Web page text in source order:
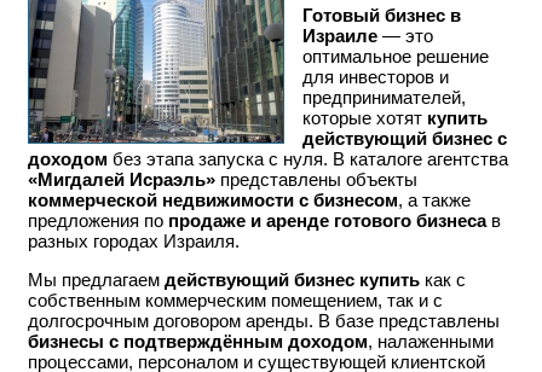
Готовый бизнес в
Израиле — это
оптимальное решение
для инвесторов и
предпринимателей,
которые хотят купить
действующий бизнес с
доходом без этапа запуска с нуля. В каталоге агентства
«Мигдалей Исраэль» представлены объекты
коммерческой недвижимости с бизнесом, а также
предложения по продаже и аренде готового бизнесав
разных городах Израиля.
Мы предлагаем действующий бизнес купить как с
собственным коммерческим помещением, так и с
долгосрочным договором аренды. В базе представлены
бизнесы с подтверждённым доходом, налаженными
процессами, персоналом и существующей клиентской